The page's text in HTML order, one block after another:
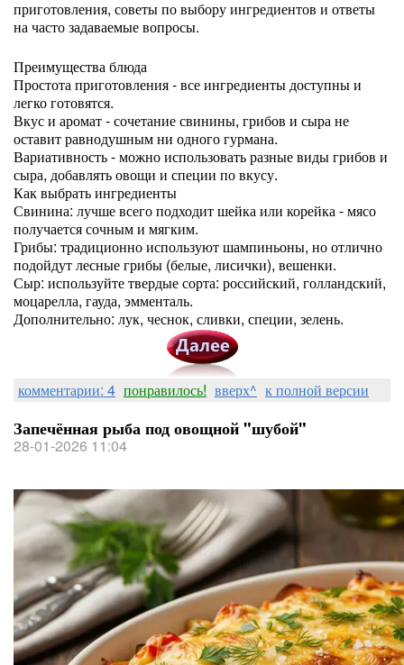
приготовления, советы по выбору ингредиентов и ответы
на часто задаваемые вопросы.
Преимущества блюда
Простота приготовления - все ингредиенты доступны и
легко готовятся.
Вкус и аромат - сочетание свинины, грибов и сыра не
оставит равнодушным ни одного гурмана.
Вариативность - можно использовать разные виды грибов и
сыра, добавлять овощи и специи по вкусу.
Как выбрать ингредиенты
Свинина: лучше всего подходит шейка или корейка - мясо
получается сочным и мягким.
Грибы: традиционно используют шампиньоны, но отлично
подойдут лесные грибы (белые, лисички), вешенки.
Сыр: используйте твердые сорта: российский, голландский,
моцарелла, гауда, эмменталь.
Дополнительно: лук, чеснок, сливки, специи, зелень.
комментарии: 4 понравилось! вверх^ к полной версии
Запечённая рыба под овощной "шубой"
28-01-2026 11:04